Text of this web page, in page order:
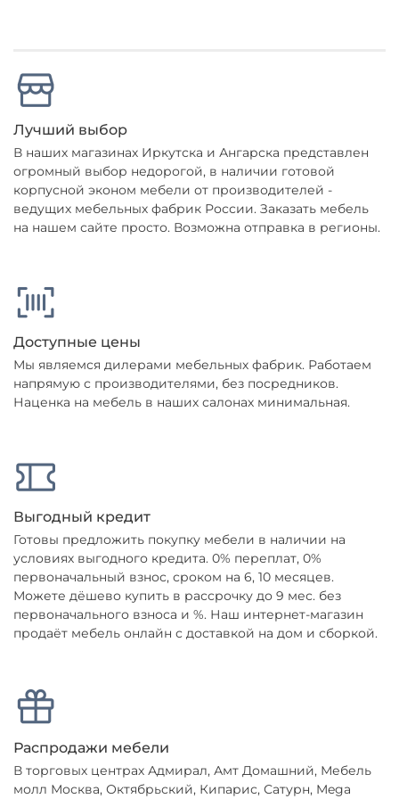
Лучший выбор
В наших магазинах Иркутска и Ангарска представлен
огромный выбор недорогой, в наличии готовой
корпусной эконом мебели от производителей -
ведущих мебельных фабрик России. Заказать мебель
на нашем сайте просто. Возможна отправка в регионы.
Доступные цены
Мы являемся дилерами мебельных фабрик. Работаем
напрямую с производителями, без посредников.
Наценка на мебель в наших салонах минимальная.
Выгодный кредит
Готовы предложить покупку мебели в наличии на
условиях выгодного кредита. 0% переплат, 0%
первоначальный взнос, сроком на 6, 10 месяцев.
Можете дёшево купить в рассрочку до 9 мес. без
первоначального взноса и %. Наш интернет-магазин
продаёт мебель онлайн с доставкой на дом и сборкой.
Распродажи мебели
В торговых центрах Адмирал, Амт Домашний, Мебель
молл Москва, Октябрьский, Кипарис, Сатурн, Mega